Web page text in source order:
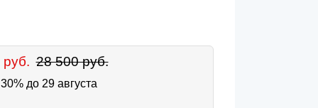
28 500 руб.
до 29 августа